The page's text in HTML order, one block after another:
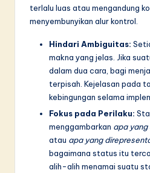
terlalu luas atau mengandung
menyembunyikan alur kontrol.
Hindari Ambiguitas:
makna yang jelas. Jika
dalam dua cara, bagi
terpisah. Kejelasan pada
kebingungan selama
Fokus pada Perilaku:
menggambarkan apa yang
atau apa yang
bagaimana status itu
alih-alih menamai suatu